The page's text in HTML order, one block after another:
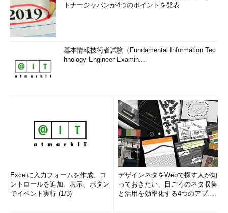
トナージャパンが4つのポイントを発表
基本情報技術者試験（Fundamental Information Tec
hnology Engineer Examin...
Excelに入力フォームを作成、コ
ントロールを追加、表示、ボタン
でイベント実行 (1/3)
デザインネタをWebで探す人が知
っておきたい、日ごろのネタ収集
と活用を効率化する4つのアプリ